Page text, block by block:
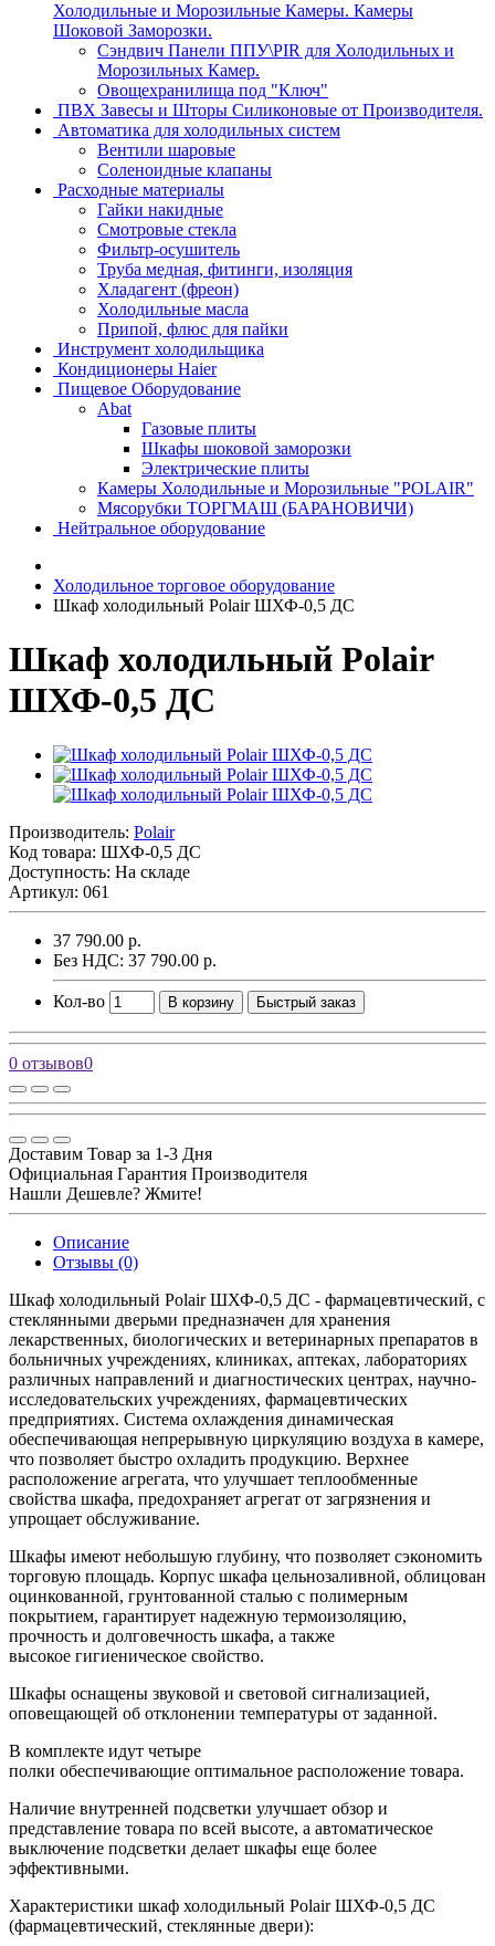
Холодильные и Морозильные Камеры. Камеры
Шоковой Заморозки.
Сэндвич Панели ППУ\PIR для Холодильных и
Морозильных Камер.
Овощехранилища под "Ключ"
ПВХ Завесы и Шторы Силиконовые от Производителя.
Автоматика для холодильных систем
Вентили шаровые
Соленоидные клапаны
Расходные материалы
Гайки накидные
Смотровые стекла
Фильтр-осушитель
Труба медная, фитинги, изоляция
Хладагент (фреон)
Холодильные масла
Припой, флюс для пайки
Инструмент холодильщика
Кондиционеры Haier
Пищевое Оборудование
Abat
Газовые плиты
Шкафы шоковой заморозки
Электрические плиты
Камеры Холодильные и Морозильные "POLAIR"
Мясорубки ТОРГМАШ (БАРАНОВИЧИ)
Нейтральное оборудование
Холодильное торговое оборудование
Шкаф холодильный Polair ШХФ-0,5 ДС
Шкаф холодильный Polair
ШХФ-0,5 ДС
Производитель: Polair
Код товара: ШХФ-0,5 ДС
Доступность: На складе
Артикул: 061
37 790.00 р.
Без НДС: 37 790.00 р.
Кол-во В корзину Быстрый заказ
0 отзывов0
Доставим Товар за 1-3 Дня
Официальная Гарантия Производителя
Нашли Дешевле? Жмите!
Описание
Отзывы (0)
Шкаф холодильный Polair ШХФ-0,5 ДС - фармацевтический, с
стеклянными дверьми предназначен для хранения
лекарственных, биологических и ветеринарных препаратов в
больничных учреждениях, клиниках, аптеках, лабораториях
различных направлений и диагностических центрах, научно-
исследовательских учреждениях, фармацевтических
предприятиях. Система охлаждения динамическая
обеспечивающая непрерывную циркуляцию воздуха в камере,
что позволяет быстро охладить продукцию. Верхнее
расположение агрегата, что улучшает теплообменные
свойства шкафа, предохраняет агрегат от загрязнения и
упрощает обслуживание.
Шкафы имеют небольшую глубину, что позволяет сэкономить
торговую площадь. Корпус шкафа цельнозаливной, облицован
оцинкованной, грунтованной сталью с полимерным
покрытием, гарантирует надежную термоизоляцию,
прочность и долговечность шкафа, а также
высокое гигиеническое свойство.
Шкафы оснащены звуковой и световой сигнализацией,
оповещающей об отклонении температуры от заданной.
В комплекте идут четыре
полки обеспечивающие оптимальное расположение товара.
Наличие внутренней подсветки улучшает обзор и
представление товара по всей высоте, а автоматическое
выключение подсветки делает шкафы еще более
эффективными.
Характеристики шкаф холодильный Polair ШХФ-0,5 ДС
(фармацевтический, стеклянные двери):